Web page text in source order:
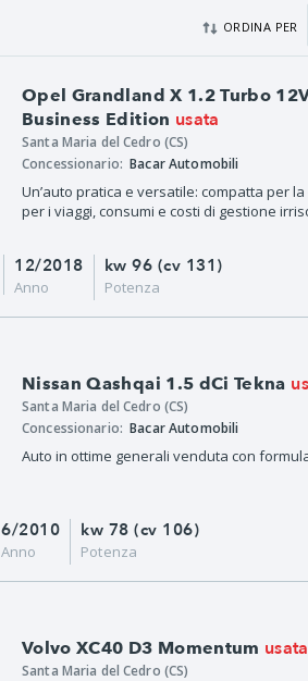
ORDINA PER
Opel Grandland X 1.2 Turbo
Business Edition usata
Santa Maria del Cedro (CS)
Concessionario: Bacar Automobili
Un’auto pratica e versatile: compatta per
per i viaggi, consumi e costi di gestione
12/2018
Anno
kw 96 (cv 131)
Potenza
Nissan Qashqai 1.5 dCi Tekna
Santa Maria del Cedro (CS)
Concessionario: Bacar Automobili
Auto in ottime generali venduta con
6/2010
Anno
kw 78 (cv 106)
Potenza
Volvo XC40 D3 Momentum usata
Santa Maria del Cedro (CS)